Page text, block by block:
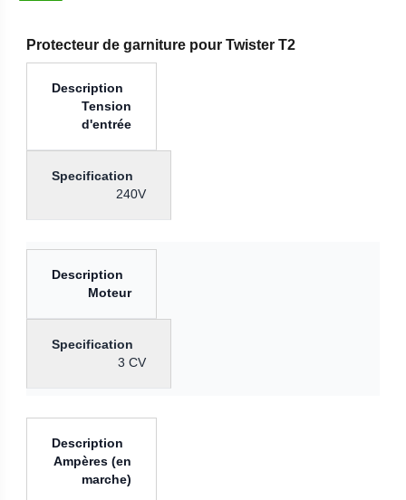
Protecteur de garniture pour Twister T2
Tension
d'entrée
240V
Moteur
3 CV
Ampères (en
marche)